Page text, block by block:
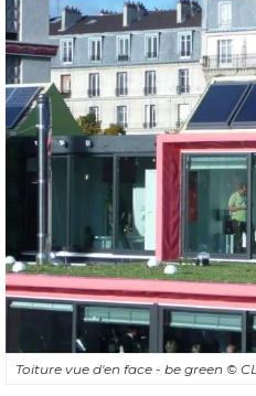
Toiture vue d'en face - be green © CL